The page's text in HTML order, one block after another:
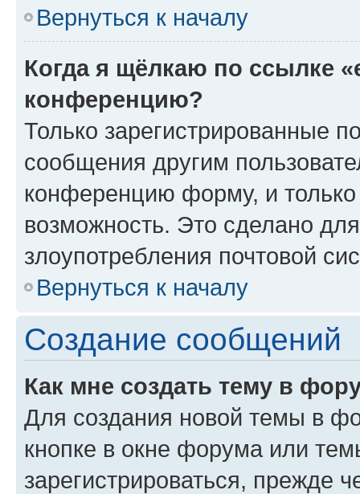
Вернуться к началу
Когда я щёлкаю по ссылке
конференцию?
Только зарегистрированные
сообщения другим
конференцию форму, и
возможность. Это сделано
злоупотребления почтовой
Вернуться к началу
Создание сообщений
Как мне создать тему в
Для создания новой темы в
кнопке в окне форума или
зарегистрироваться, прежде